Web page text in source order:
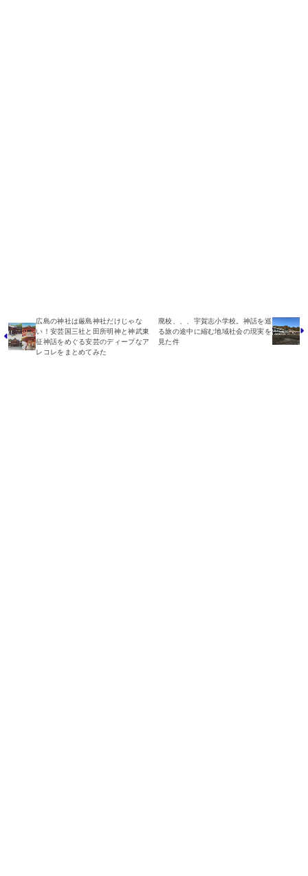
広島の神社は厳島神社だけじゃな
い！安芸国三社と田所明神と神武東
征神話をめぐる安芸のディープなア
レコレをまとめてみた
廃校、、、宇賀志小学校。神話を巡
る旅の途中に縮む地域社会の現実を
見た件